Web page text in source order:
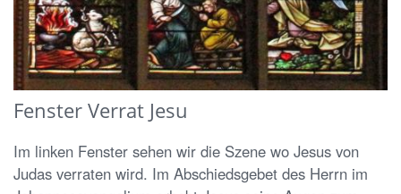
Fenster Verrat Jesu
Im linken Fenster sehen wir die Szene wo Jesus von
Judas verraten wird. Im Abschiedsgebet des Herrn im